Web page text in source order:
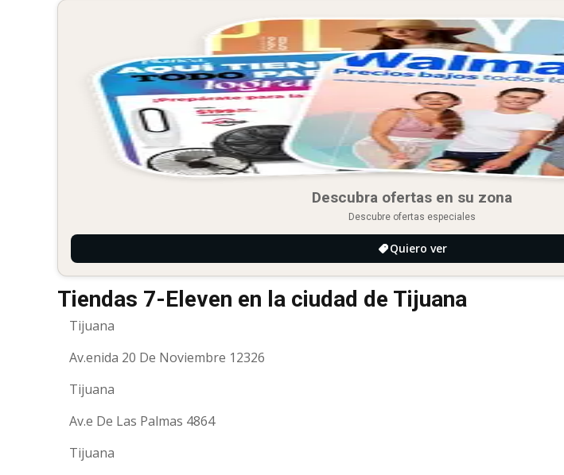
Descubra ofertas en su zona
Descubre ofertas especiales
Quiero ver
Tiendas 7-Eleven en la ciudad de Tijuana
Tijuana
Av.enida 20 De Noviembre 12326
Tijuana
Av.e De Las Palmas 4864
Tijuana